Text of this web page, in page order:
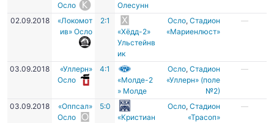
Осло
Олесунн
02.09.2018
«Локомот
ив» Осло
2:1
«Хёдд-2»
Ульстейнв
ик
Осло,Стадион
«Мариенлюст»
—
03.09.2018
«Уллерн»
Осло
4:1
«Молде-2
» Молде
Осло,Стадион
«Уллерн» (поле
№2)
—
03.09.2018
«Оппсал»
Осло
5:0
«Кристиан
Осло,Стадион
«Трасоп»
—